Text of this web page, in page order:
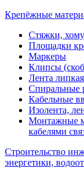
Крепёжные
Стяжки,
Площадки
Маркеры
Клипсы
Лента
Спиральные
Кабельные
Изолента,
Монтажные
кабелями
Строительство
энергетики,